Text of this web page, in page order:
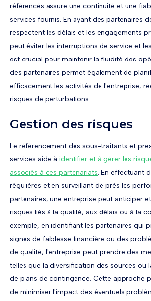
référencés assure une continuité et une
services fournis. En ayant des partenaires
respectent les délais et les engagements
peut éviter les interruptions de service et
est crucial pour maintenir la fluidité des
des partenaires permet également de
efficacement les activités de l'entreprise,
risques de perturbations.
Gestion des risques
Le référencement des sous-traitants et
services aide à identifier et à gérer les
associés à ces partenariats. En effectuant
régulières et en surveillant de près les
partenaires, une entreprise peut anticiper
risques liés à la qualité, aux délais ou à la
exemple, en identifiant les partenaires qui
signes de faiblesse financière ou des
de qualité, l'entreprise peut prendre des
telles que la diversification des sources ou
de plans de contingence. Cette approche
de minimiser l'impact des éventuels